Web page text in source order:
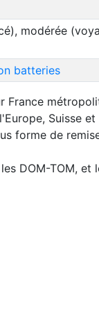
modérée
batteries
Suisse et
forme de
DOM-TOM, et